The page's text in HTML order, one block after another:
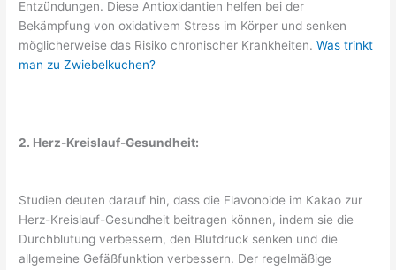
Entzündungen. Diese Antioxidantien helfen bei der
Bekämpfung von oxidativem Stress im Körper und senken
möglicherweise das Risiko chronischer Krankheiten.Was trinkt
man zu Zwiebelkuchen?
2. Herz-Kreislauf-Gesundheit:
Studien deuten darauf hin, dass die Flavonoide im Kakao zur
Herz-Kreislauf-Gesundheit beitragen können, indem sie die
Durchblutung verbessern, den Blutdruck senken und die
allgemeine Gefäßfunktion verbessern. Der regelmäßige